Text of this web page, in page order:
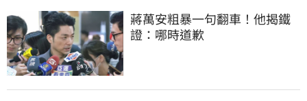
蔣萬安粗暴一句翻車！他揭鐵
證：哪時道歉